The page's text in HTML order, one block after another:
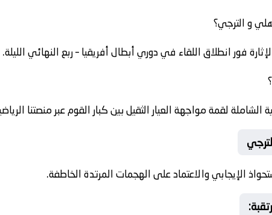
و الترجي؟
فور انطلاق اللقاء في دوري أبطال أفريقيا – ربع النهائي الليلة.
لقمة مواجهة العيار الثقيل بين كبار القوم عبر منصتنا
الإيجابي والاعتماد على الهجمات المرتدة الخاطفة.